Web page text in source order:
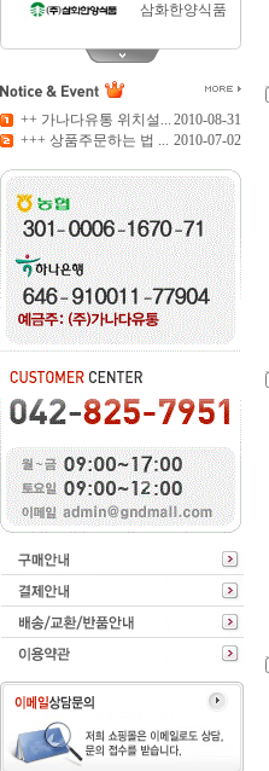
삼화한양식품
담터
화미
주식회사동서
사조해표
대한제분
청정원
진미식품
cj
++ 가나다유통 위치설... 2010-08-31
+++ 상품주문하는 법 ... 2010-07-02